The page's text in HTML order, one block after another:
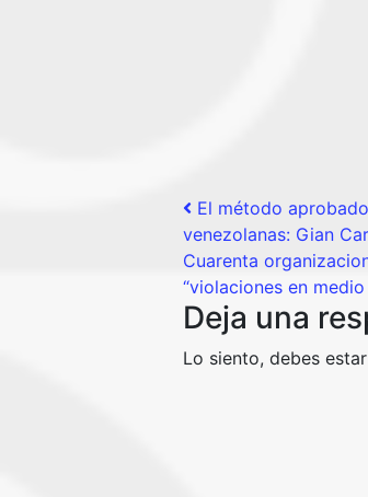
Post
El método
venezolanas: Gian
Cuarenta
“violaciones en
Deja una
Lo siento, debes estar